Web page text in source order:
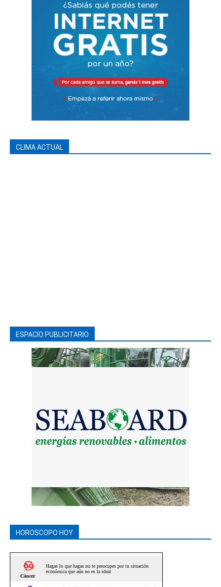
CLIMA ACTUAL
ESPACIO PUBLICITARIO
HOROSCOPO HOY